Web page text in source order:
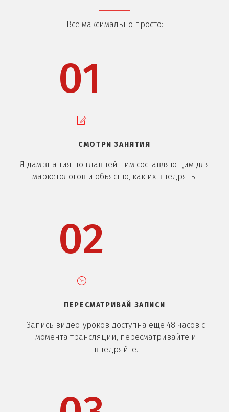
Все максимально просто:
01
СМОТРИ ЗАНЯТИЯ
Я дам знания по главнейшим составляющим для
маркетологов и объясню, как их внедрять.
02
ПЕРЕСМАТРИВАЙ ЗАПИСИ
Запись видео-уроков доступна еще 48 часов с
момента трансляции, пересматривайте и
внедряйте.